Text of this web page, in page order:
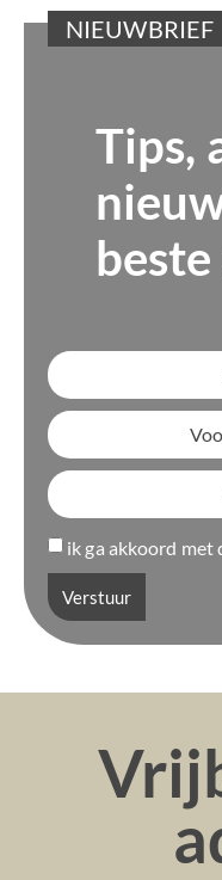
NIEUWBRIEF
Tips,
ik ga akkoord met
Verstuur